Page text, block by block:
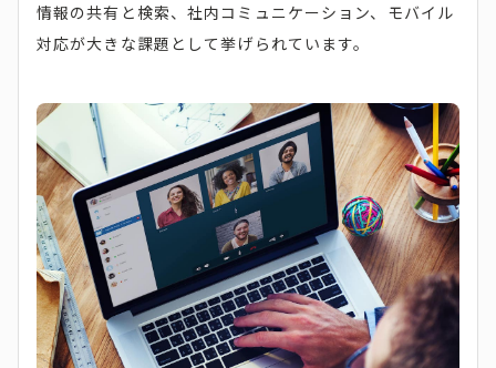
情報の共有と検索、社内コミュニケーション、モバイル
対応が大きな課題として挙げられています。